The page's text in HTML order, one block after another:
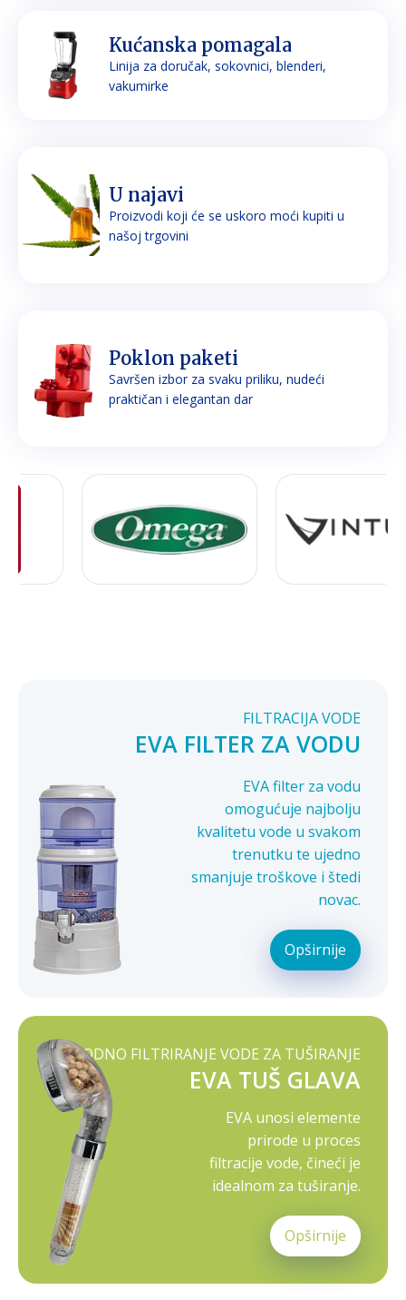
Kućanska pomagala
Linija za doručak, sokovnici, blenderi,
vakumirke
U najavi
Proizvodi koji će se uskoro moći kupiti u
našoj trgovini
Poklon paketi
Savršen izbor za svaku priliku, nudeći
praktičan i elegantan dar
FILTRACIJA VODE
EVA FILTER ZA VODU
EVA filter za vodu
omogućuje najbolju
kvalitetu vode u svakom
trenutku te ujedno
smanjuje troškove i štedi
novac.
Opširnije
PRIRODNO FILTRIRANJE VODE ZA TUŠIRANJE
EVA TUŠ GLAVA
EVA unosi elemente
prirode u proces
filtracije vode, čineći je
idealnom za tuširanje.
Opširnije